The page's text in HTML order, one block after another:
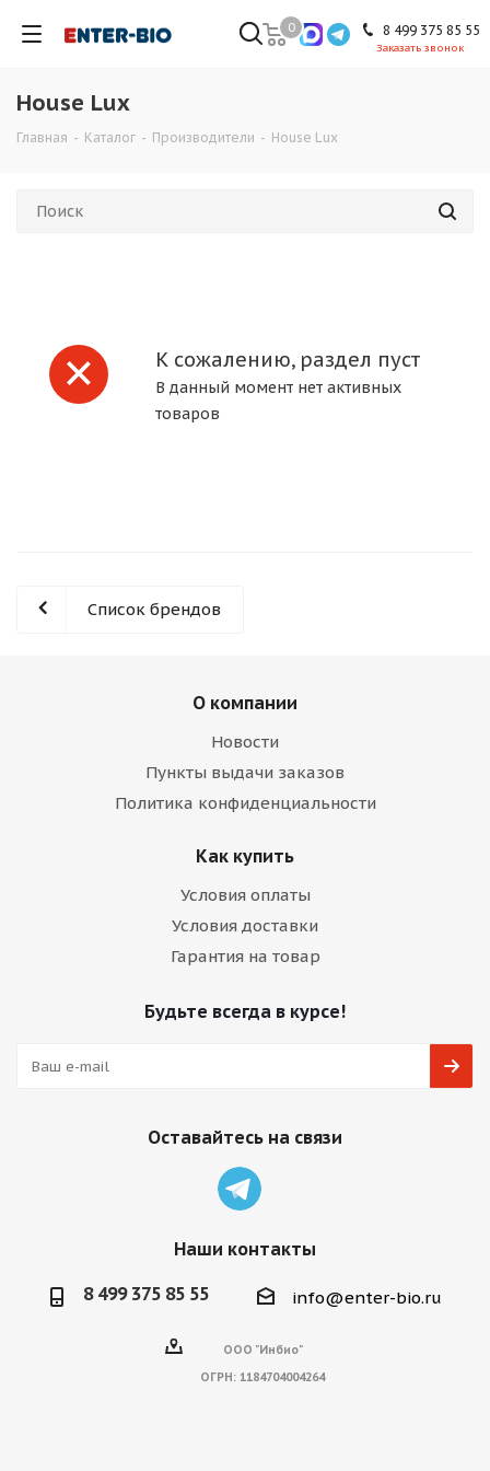
8 499 375 85 55
Заказать звонок
0
House Lux
Главная - Каталог - Производители - House Lux
К сожалению, раздел пуст
В данный момент нет активных
товаров
Список брендов
О компании
Новости
Пункты выдачи заказов
Политика конфиденциальности
Как купить
Условия оплаты
Условия доставки
Гарантия на товар
Будьте всегда в курсе!
Оставайтесь на связи
Наши контакты
8 499 375 85 55 info@enter-bio.ru
ООО "Инбио"
ОГРН: 1184704004264